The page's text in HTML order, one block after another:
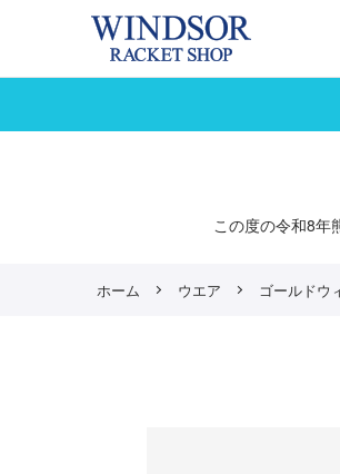
この度の令和8年
ホーム ウエア ゴールドウ